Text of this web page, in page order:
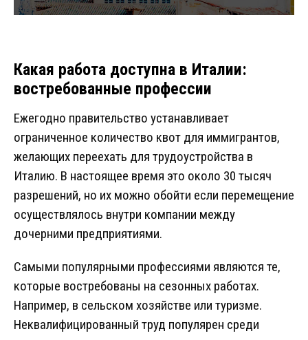
Какая работа доступна в Италии:
востребованные профессии
Ежегодно правительство устанавливает
ограниченное количество квот для иммигрантов,
желающих переехать для трудоустройства в
Италию. В настоящее время это около 30 тысяч
разрешений, но их можно обойти если перемещение
осуществлялось внутри компании между
дочерними предприятиями.
Самыми популярными профессиями являются те,
которые востребованы на сезонных работах.
Например, в сельском хозяйстве или туризме.
Неквалифицированный труд популярен среди